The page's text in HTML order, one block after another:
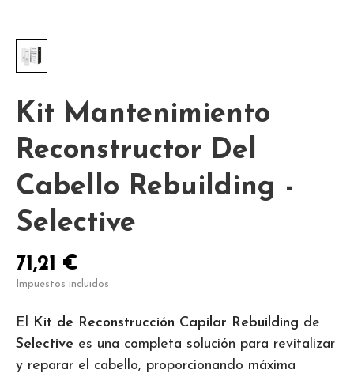
Kit Mantenimiento
Reconstructor Del
Cabello Rebuilding -
Selective
71,21 €
Impuestos incluidos
El Kit de Reconstrucción Capilar Rebuilding de
Selective es una completa solución para revitalizar
y reparar el cabello, proporcionando máxima